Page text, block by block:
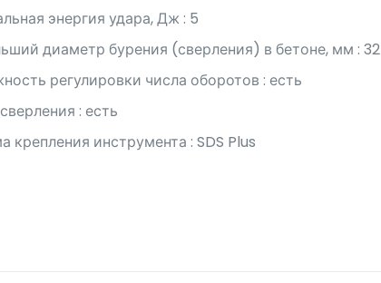
энергия удара, Дж : 5
диаметр бурения (сверления) в бетоне, мм : 32
регулировки числа оборотов : есть
: есть
крепления инструмента : SDS Plus